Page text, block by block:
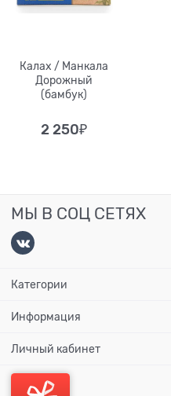
Калах / Манкала
Дорожный
(бамбук)
2 250₽
МЫ В СОЦ СЕТЯХ
Категории
Информация
Личный кабинет